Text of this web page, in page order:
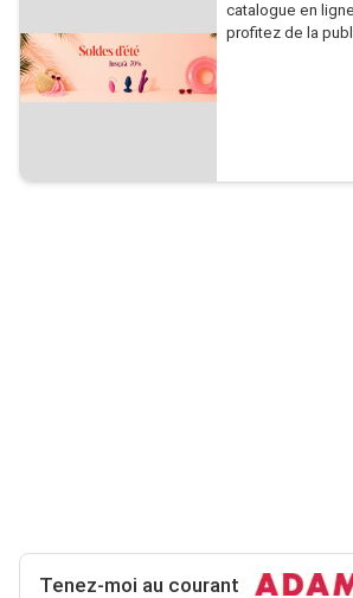
catalogue en
profitez de la
Tenez-moi au courant